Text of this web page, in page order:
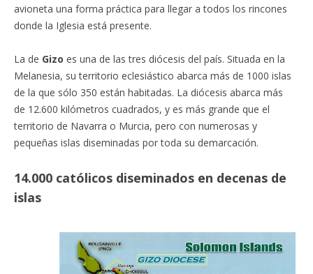
avioneta una forma práctica para llegar a todos los rincones
donde la Iglesia está presente.
La de Gizo es una de las tres diócesis del país. Situada en la
Melanesia, su territorio eclesiástico abarca más de 1000 islas
de la que sólo 350 están habitadas. La diócesis abarca más
de 12.600 kilómetros cuadrados, y es más grande que el
territorio de Navarra o Murcia, pero con numerosas y
pequeñas islas diseminadas por toda su demarcación.
14.000 católicos diseminados en decenas de
islas